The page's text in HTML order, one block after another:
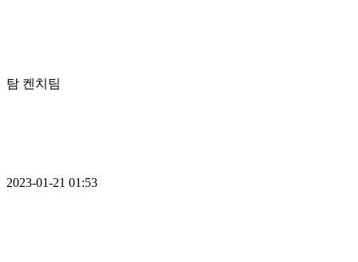
탐 켄치팀
2023-01-21 01:53